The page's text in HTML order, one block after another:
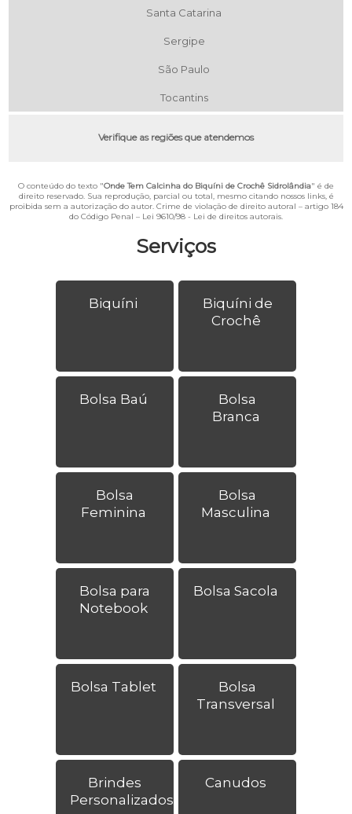
Serviços
Biquíni
Biquíni de
Crochê
Bolsa Baú
Bolsa
Branca
Bolsa
Feminina
Bolsa
Masculina
Bolsa para
Notebook
Bolsa Sacola
Bolsa Tablet
Bolsa
Transversal
Brindes
Personalizados
Canudos
Santa Catarina
Sergipe
São Paulo
Tocantins
Verifique as regiões que atendemos
O conteúdo do texto "Onde Tem Calcinha do Biquíni de Crochê Sidrolândia" é de
direito reservado. Sua reprodução, parcial ou total, mesmo citando nossos links, é
proibida sem a autorização do autor. Crime de violação de direito autoral – artigo 184
do Código Penal – Lei 9610/98 - Lei de direitos autorais.